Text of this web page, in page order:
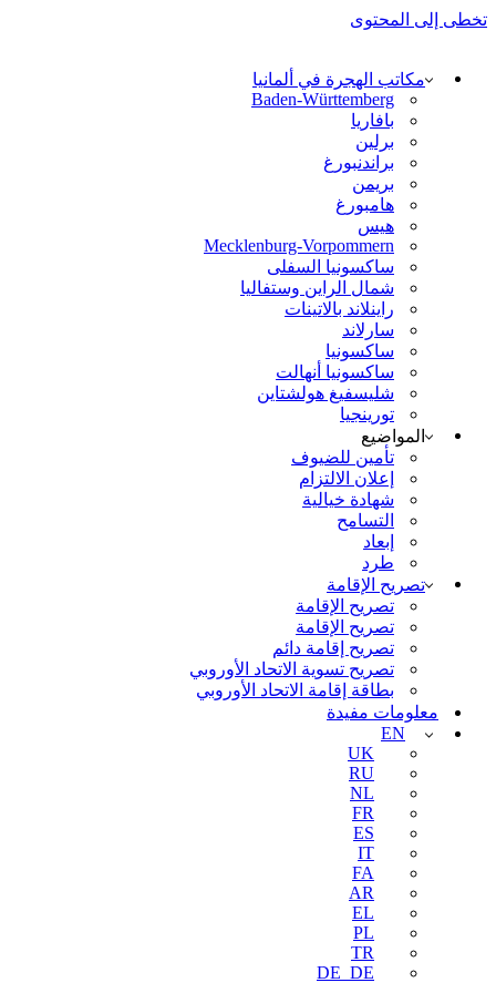
تخطى إلى المحتوى
مكاتب الهجرة في ألمانيا
Baden-Württemberg
بافاريا
برلين
براندنبورغ
بريمن
هامبورغ
هيس
Mecklenburg-Vorpommern
ساكسونيا السفلى
شمال الراين وستفاليا
راينلاند بالاتينات
سارلاند
ساكسونيا
ساكسونيا أنهالت
شليسفيغ هولشتاين
تورينجيا
المواضيع
تأمين للضيوف
إعلان الالتزام
شهادة خيالية
التسامح
إبعاد
طرد
تصريح الإقامة
تصريح الإقامة
تصريح الإقامة
تصريح إقامة دائم
تصريح تسوية الاتحاد الأوروبي
بطاقة إقامة الاتحاد الأوروبي
معلومات مفيدة
EN
UK
RU
NL
FR
ES
IT
FA
AR
EL
PL
TR
DE_DE